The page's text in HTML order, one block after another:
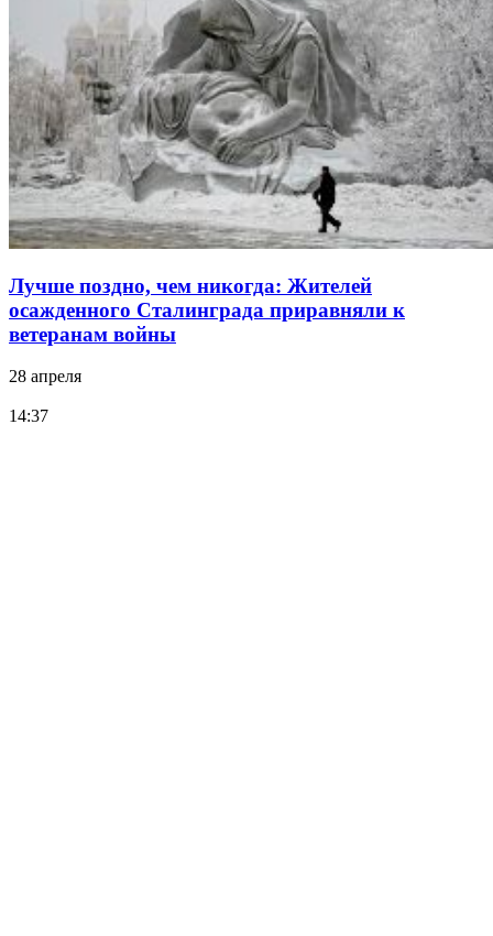
Лучше поздно, чем никогда: Жителей
осажденного Сталинграда приравняли к
ветеранам войны
28 апреля
14:37